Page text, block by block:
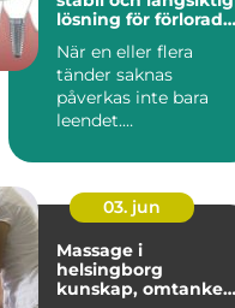
lösning för förlorade
När en eller flera
tänder saknas
påverkas inte bara
leendet.
förändras, käkbenet
kan ...
03. jun
Massage i
helsingborg
kunskap, omtanke